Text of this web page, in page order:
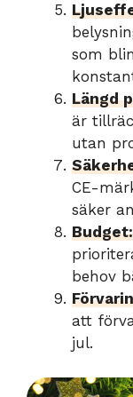
som
Längd
är
utan
CE-
säker
Budget:
behov
att
jul.